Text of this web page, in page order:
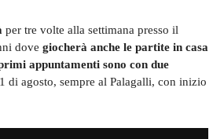
per tre volte alla settimana presso il
dove giocherà anche le partite in casa
appuntamenti sono con due
di agosto, sempre al Palagalli, con inizio